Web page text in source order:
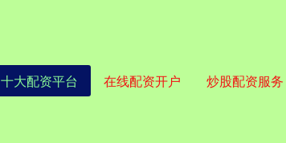
十大配资平台 在线配资开户 炒股配资服务